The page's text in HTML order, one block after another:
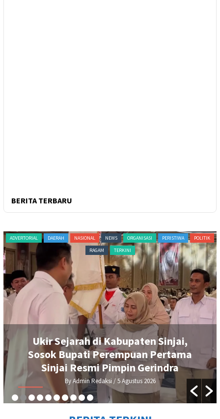
BERITA TERBARU
ADVERTORIAL DAERAH NASIONAL NEWS ORGANISASI PERISTIWA
POLITIK
RAGAM
TERKINI
Ukir Sejarah di Kabupaten Sinjai,
Sosok Bupati Perempuan Pertama
Sinjai Resmi Pimpin Gerindra
By Admin Redaksi / 5 Agustus 2026